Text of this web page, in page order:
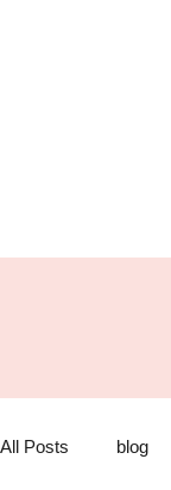
All Posts blog